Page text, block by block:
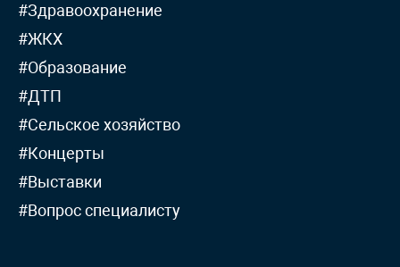
#Здравоохранение
#ЖКХ
#Образование
#ДТП
#Сельское хозяйство
#Концерты
#Выставки
#Вопрос специалисту